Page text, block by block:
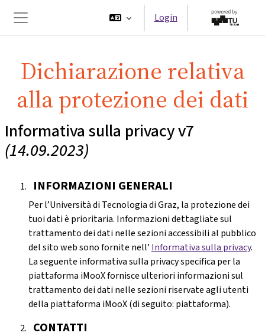
Pannello laterale
Login
Dichiarazione relativa
alla protezione dei dati
Informativa sulla privacy v7
(14.09.2023)
INFORMAZIONI GENERALI
Per l’Università di Tecnologia di Graz, la protezione dei
tuoi dati è prioritaria. Informazioni dettagliate sul
trattamento dei dati nelle sezioni accessibili al pubblico
del sito web sono fornite nell’ Informativa sulla privacy.
La seguente informativa sulla privacy specifica per la
piattaforma iMooX fornisce ulteriori informazioni sul
trattamento dei dati nelle sezioni riservate agli utenti
della piattaforma iMooX (di seguito: piattaforma).
CONTATTI